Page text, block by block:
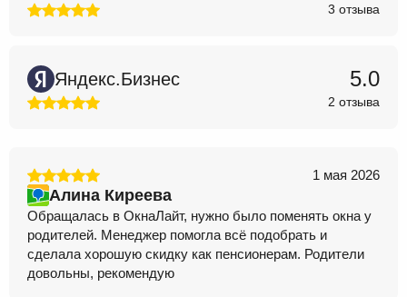
3 отзыва
Яндекс.Бизнес 5.0
2 отзыва
1 мая 2026
Алина Киреева
Обращалась в ОкнаЛайт, нужно было поменять окна у
родителей. Менеджер помогла всё подобрать и
сделала хорошую скидку как пенсионерам. Родители
довольны, рекомендую